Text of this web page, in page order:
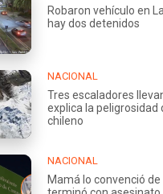
Robaron vehículo en
hay dos detenidos
NACIONAL
Tres escaladores
explica la
chileno
NACIONAL
Mamá lo convenció